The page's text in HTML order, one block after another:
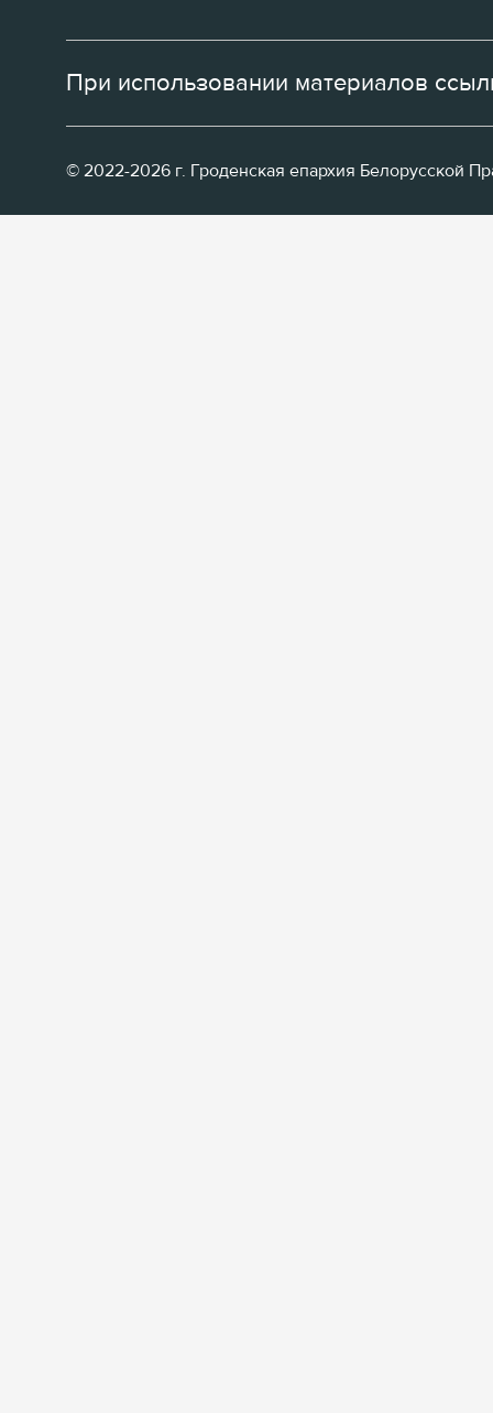
При использовании материалов
© 2022-2026 г. Гроденская епархия Белорусской